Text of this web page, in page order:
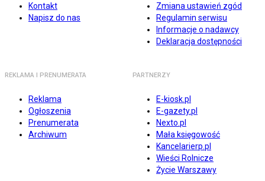
Kontakt
Napisz do nas
Zmiana ustawień zgód
Regulamin serwisu
Informacje o nadawcy
Deklaracja dostępności
REKLAMA I PRENUMERATA
Reklama
Ogłoszenia
Prenumerata
Archiwum
PARTNERZY
E-kiosk.pl
E-gazety.pl
Nexto.pl
Mała księgowość
Kancelarierp.pl
Wieści Rolnicze
Życie Warszawy